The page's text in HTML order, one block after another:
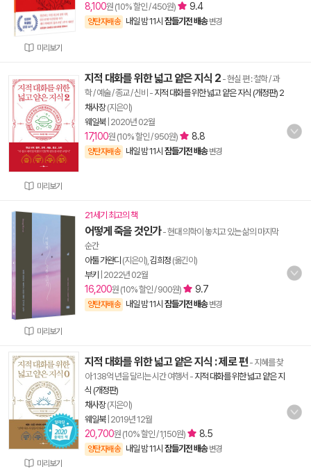
미리보기
8,100원 (10% 할인 / 450원) 9.4
양탄자배송 내일 밤 11시 잠들기전 배송 변경
미리보기
지적 대화를 위한 넓고 얕은 지식 2 - 현실 편 : 철학 / 과
학 / 예술 / 종교 / 신비 - 지적 대화를 위한 넓고 얕은 지식 (개정판) 2
채사장(지은이)
웨일북| 2020년 02월
17,100원 (10% 할인 / 950원) 8.8
양탄자배송 내일 밤 11시 잠들기전 배송 변경
미리보기
21세기 최고의 책
어떻게 죽을 것인가- 현대 의학이 놓치고 있는 삶의 마지막
순간
아툴 가완디 (지은이), 김희정 (옮긴이)
부키
2022년 02월
16,200원 (10% 할인 / 900원) 9.7
양탄자배송 내일 밤 11시 잠들기전 배송 변경
미리보기
지적 대화를 위한 넓고 얕은 지식 : 제로 편 - 지혜를 찾
아 138억 년을 달리는 시간 여행서 - 지적 대화를 위한 넓고 얕은 지
식 (개정판)
채사장(지은이)
웨일북| 2019년 12월
20,700원 (10% 할인 / 1,150원) 8.5
양탄자배송 내일 밤 11시 잠들기전 배송 변경